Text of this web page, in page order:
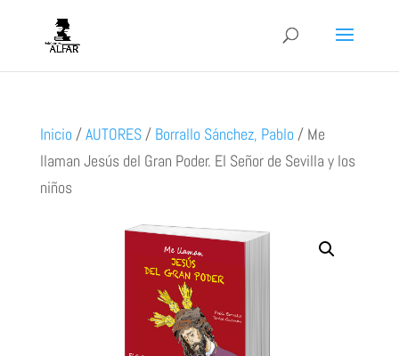
Inicio /AUTORES/ Borrallo Sánchez, Pablo / Me
llaman Jesús del Gran Poder. El Señor de Sevilla y los
niños